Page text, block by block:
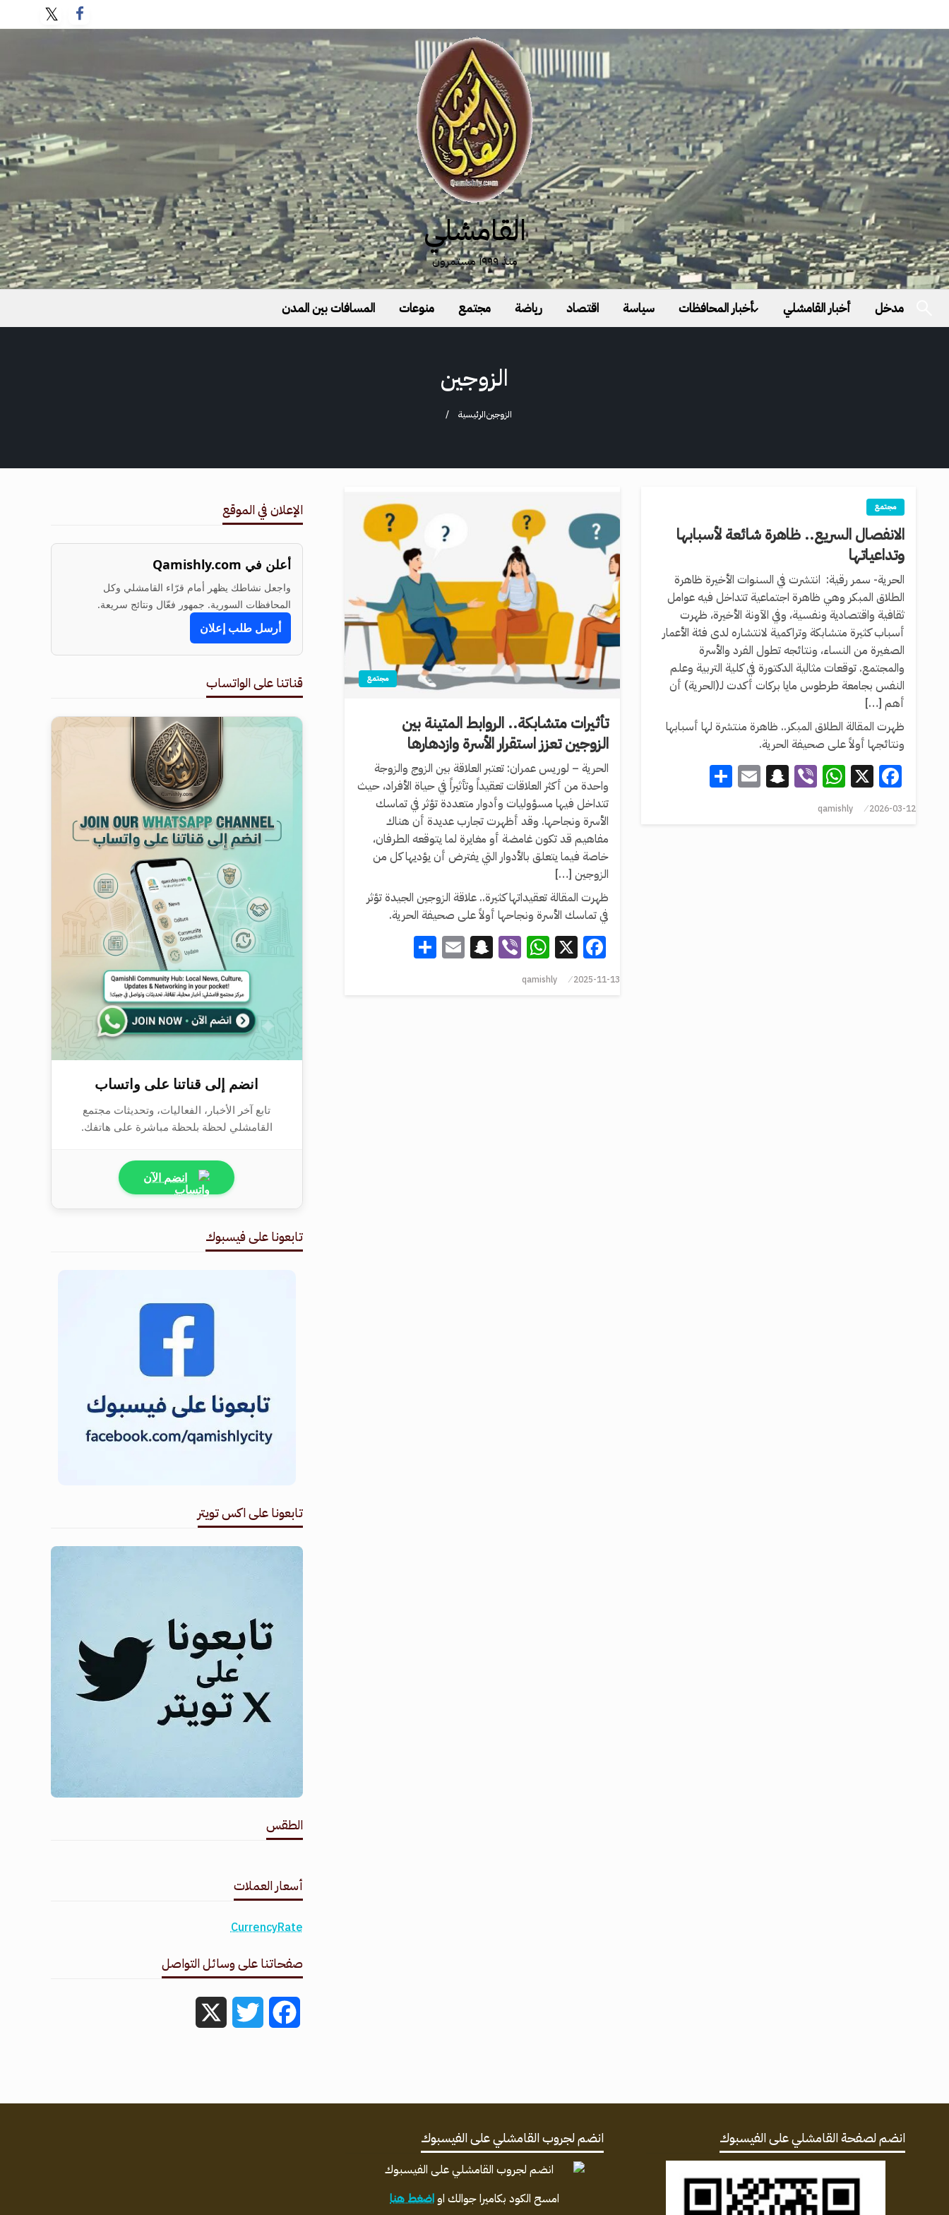
القامشلي
منذ ١٩٩٩ مستمرون
مدخل أخبار القامشلي أخبار المحافظات سياسة اقتصاد رياضة مجتمع منوعات المسافات بين المدن
الزوجين
الرئيسيةالزوجين
مجتمع
الانفصال السريع.. ظاهرة شائعة لأسبابها
وتداعياتها
الحرية- سمر رقية: انتشرت في السنوات الأخيرة ظاهرة
الطلاق المبكر وهي ظاهرة اجتماعية تتداخل فيه عوامل
ثقافية واقتصادية ونفسية، وفي الآونة الأخيرة، ظهرت
أسباب كثيرة متشابكة وتراكمية لانتشاره لدى فئة الأعمار
الصغيرة من النساء، ونتائجه تطول الفرد والأسرة
والمجتمع. توقعات مثالية الدكتورة في كلية التربية وعلم
النفس بجامعة طرطوس مايا بركات أكدت لـ(الحرية) أن
أهم […]
ظهرت المقالة الطلاق المبكر.. ظاهرة منتشرة لها أسبابها
ونتائجها أولاً على صحيفة الحرية.
Facebook
X
WhatsApp
Viber
Snapchat
Email
2026-03-12
qamishly
مجتمع
تأثيرات متشابكة.. الروابط المتينة بين
الزوجين تعزز استقرار الأسرة وازدهارها
الحرية – لوريس عمران: تعتبر العلاقة بين الزوج والزوجة
واحدة من أكثر العلاقات تعقيداً وتأثيراً في حياة الأفراد، حيث
تتداخل فيها مسؤوليات وأدوار متعددة تؤثر في تماسك
الأسرة ونجاحها. وقد أظهرت تجارب عديدة أن هناك
مفاهيم قد تكون غامضة أو مغايرة لما يتوقعه الطرفان،
خاصة فيما يتعلق بالأدوار التي يفترض أن يؤديها كل من
الزوجين […]
ظهرت المقالة تعقيداتها كثيرة.. علاقة الزوجين الجيدة تؤثر
في تماسك الأسرة ونجاحها أولاً على صحيفة الحرية.
Facebook
X
WhatsApp
Viber
Snapchat
Email
2025-11-13
qamishly
الإعلان في الموقع
أعلن في Qamishly.com
واجعل نشاطك يظهر أمام قرّاء القامشلي وكل
المحافظات السورية. جمهور فعّال ونتائج سريعة.
أرسل طلب إعلان
قناتنا على الواتساب
انضم إلى قناتنا على واتساب
تابع آخر الأخبار، الفعاليات، وتحديثات مجتمع
القامشلي لحظة بلحظة مباشرة على هاتفك.
انضم الآن
تابعونا على فيسبوك
تابعونا على اكس تويتر
الطقس
أسعار العملات
CurrencyRate
صفحاتنا على وسائل التواصل
Facebook
Twitter
انضم لصفحة القامشلي على الفيسبوك انضم لجروب القامشلي على الفيسبوك
امسح الكود بكاميرا جوالك اواضغط هنا